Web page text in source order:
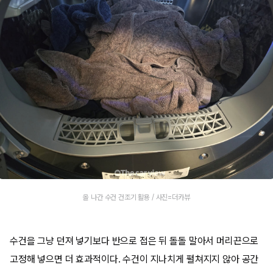
올 나간 수건 건조기 활용 / 사진=더카뷰
수건을 그냥 던져 넣기보다 반으로 접은 뒤 돌돌 말아서 머리끈으로
고정해 넣으면 더 효과적이다. 수건이 지나치게 펼쳐지지 않아 공간